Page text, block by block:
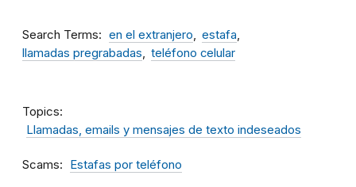
Search Terms en el extranjero
estafa
llamadas pregrabadas
teléfono celular
Topics
Llamadas, emails y mensajes de texto indeseados
Scams Estafas por teléfono